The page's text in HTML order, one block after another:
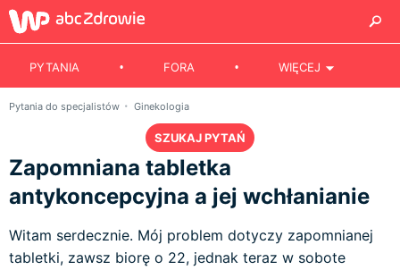
PYTANIA FORA WIĘCEJ
Pytania do specjalistów Ginekologia
SZUKAJ PYTAŃ
Zapomniana tabletka
antykoncepcyjna a jej wchłanianie
Witam serdecznie. Mój problem dotyczy zapomnianej
tabletki, zawsz biorę o 22, jednak teraz w sobote